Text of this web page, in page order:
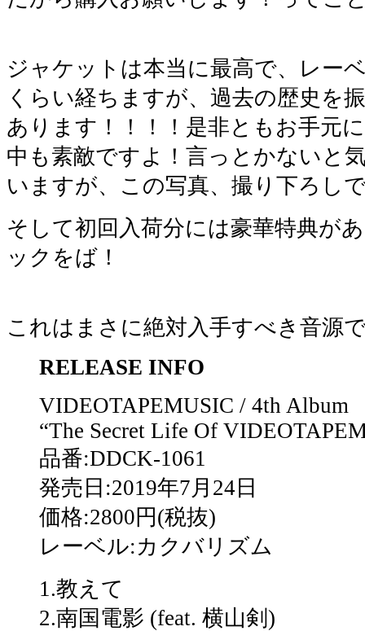
ジャケットは本当に最高で、レー
くらい経ちますが、過去の歴史を
あります！！！！是非ともお手元
中も素敵ですよ！言っとかないと
いますが、この写真、撮り下ろし
そして初回入荷分には豪華特典が
ックをば！
これはまさに絶対入手すべき音源
RELEASE INFO
VIDEOTAPEMUSIC / 4th Album
“The Secret Life Of
品番:DDCK-1061
発売日:2019年7月24日
価格:2800円(税抜)
レーベル:カクバリズム
1.教えて
2.南国電影 (feat. 横山剣)